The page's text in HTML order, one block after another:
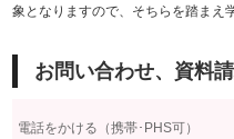
象となりますので、そちらを踏まえ
お問い合わせ、資料
電話をかける（携帯･PHS可）